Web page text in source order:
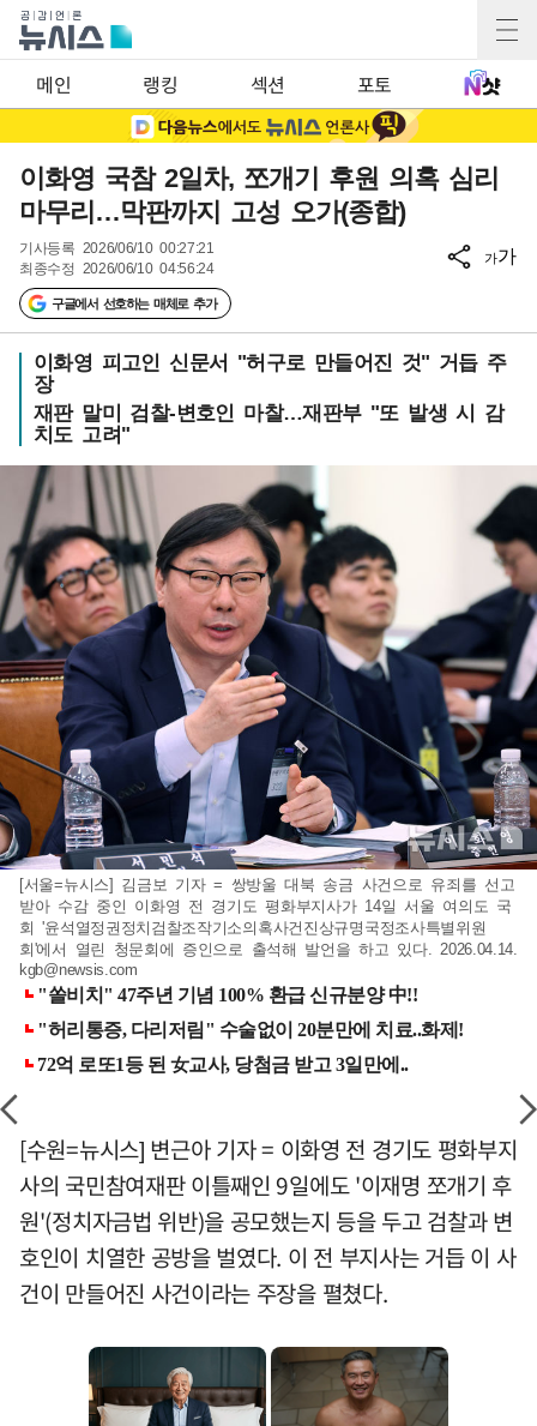
메인 랭킹 섹션 포토
이화영 국참 2일차, 쪼개기 후원 의혹 심리
마무리…막판까지 고성 오가(종합)
기사등록 2026/06/10 00:27:21
최종수정 2026/06/10 04:56:24
구글에서 선호하는 매체로 추가
가가
이화영 피고인 신문서 "허구로 만들어진 것" 거듭 주
장
재판 말미 검찰-변호인 마찰…재판부 "또 발생 시 감
치도 고려"
[서울=뉴시스] 김금보 기자 = 쌍방울 대북 송금 사건으로 유죄를 선고
받아 수감 중인 이화영 전 경기도 평화부지사가 14일 서울 여의도 국
회 '윤석열정권정치검찰조작기소의혹사건진상규명국정조사특별위원
회'에서 열린 청문회에 증인으로 출석해 발언을 하고 있다. 2026.04.14.
kgb@newsis.com
[수원=뉴시스] 변근아 기자 = 이화영 전 경기도 평화부지
사의 국민참여재판 이틀째인 9일에도 '이재명 쪼개기 후
원'(정치자금법 위반)을 공모했는지 등을 두고 검찰과 변
호인이 치열한 공방을 벌였다. 이 전 부지사는 거듭 이 사
건이 만들어진 사건이라는 주장을 펼쳤다.